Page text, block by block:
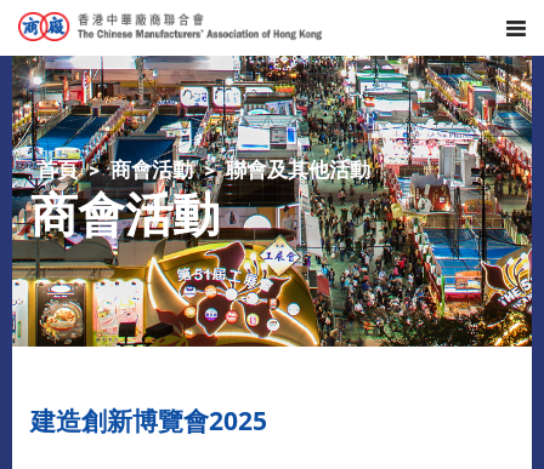
首頁 商會活動 聯會及其他活動
商會活動
建造創新博覽會2025